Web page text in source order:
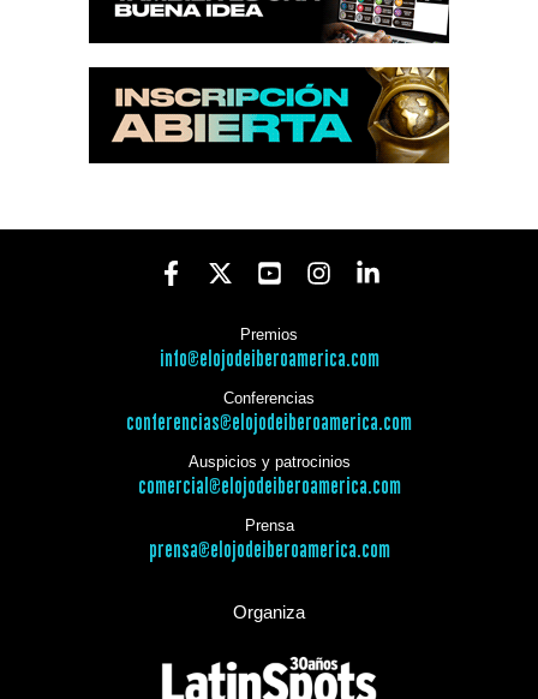
Premios
info@elojodeiberoamerica.com
Conferencias
conferencias@elojodeiberoamerica.com
Auspicios y patrocinios
comercial@elojodeiberoamerica.com
Prensa
prensa@elojodeiberoamerica.com
Organiza